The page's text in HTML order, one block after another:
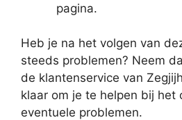
pagina.
Heb je na het volgen van
steeds problemen? Neem
de klantenservice van
klaar om je te helpen bij het
eventuele problemen.